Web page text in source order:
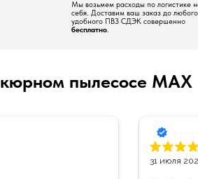
Мы возьмем расходы по логистике
себя. Доставим ваш заказ до любого
удобного ПВЗ СДЭК совершенно
бесплатно.
пылесосе
Ольга
31 июля